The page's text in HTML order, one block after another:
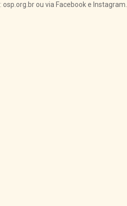
ou via Facebook e Instagram.